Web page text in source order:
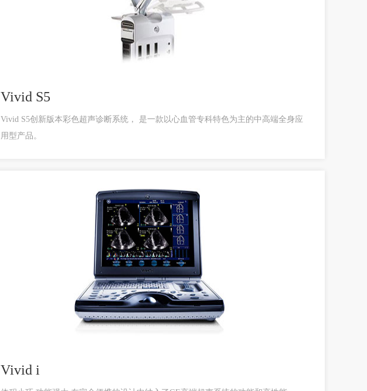
Vivid S5
Vivid S5创新版本彩色超声诊断系统， 是一款以心血管专科特色为主的中高端全身应
用型产品。
Vivid i